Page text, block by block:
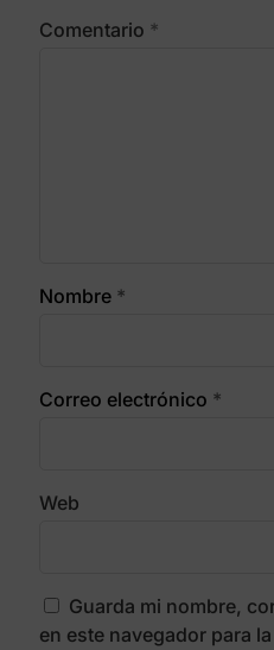
Comentario *
Nombre *
Correo electrónico *
Web
Guarda mi nombre,
en este navegador para